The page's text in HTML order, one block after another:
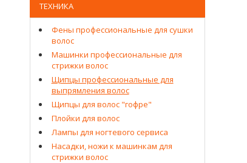
ТЕХНИКА
Фены профессиональные для сушки
волос
Машинки профессиональные для
стрижки волос
Щипцы профессиональные для
выпрямления волос
Щипцы для волос "гофре"
Плойки для волос
Лампы для ногтевого сервиса
Насадки, ножи к машинкам для
стрижки волос